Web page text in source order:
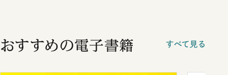
おすすめの電子書籍 すべて見る